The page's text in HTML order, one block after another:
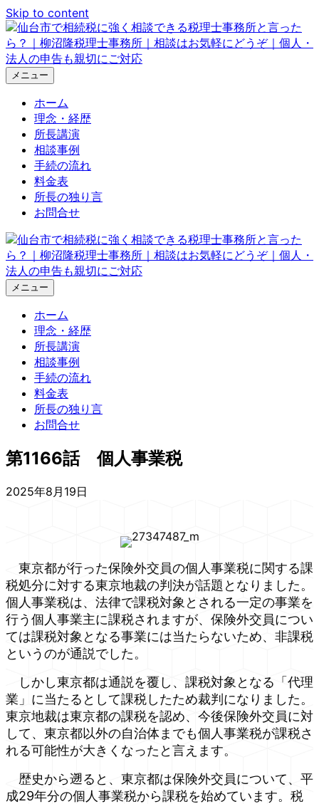
Skip to content
メニュー
ホーム
理念・経歴
所長講演
相談事例
手続の流れ
料金表
所長の独り言
お問合せ
メニュー
ホーム
理念・経歴
所長講演
相談事例
手続の流れ
料金表
所長の独り言
お問合せ
第1166話 個人事業税
2025年8月19日
東京都が行った保険外交員の個人事業税に関する課
税処分に対する東京地裁の判決が話題となりました。
個人事業税は、法律で課税対象とされる一定の事業を
行う個人事業主に課税されますが、保険外交員につい
ては課税対象となる事業には当たらないため、非課税
というのが通説でした。
しかし東京都は通説を覆し、課税対象となる「代理
業」に当たるとして課税したため裁判になりました。
東京地裁は東京都の課税を認め、今後保険外交員に対
して、東京都以外の自治体までも個人事業税が課税さ
れる可能性が大きくなったと言えます。
歴史から遡ると、東京都は保険外交員について、平
成29年分の個人事業税から課税を始めています。税